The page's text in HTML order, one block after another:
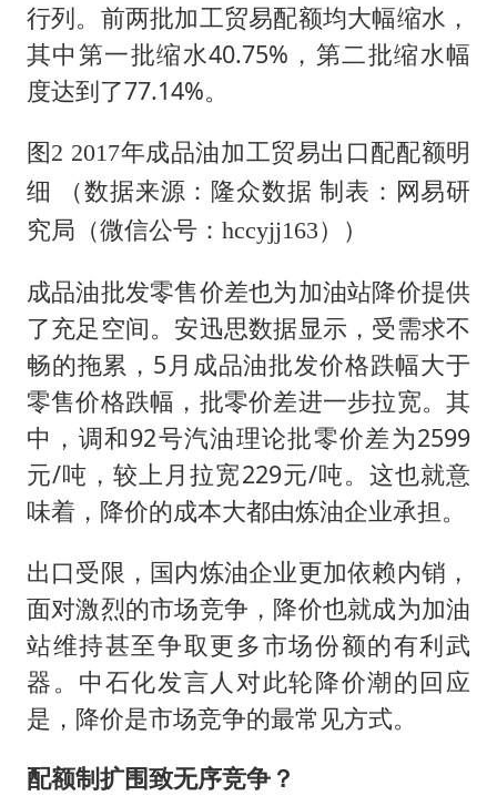
行列。前两批加工贸易配额均大幅缩水，
其中第一批缩水40.75%，第二批缩水幅
度达到了77.14%。
图2 2017年成品油加工贸易出口配配额明
细 （数据来源：隆众数据 制表：网易研
究局 （微信公号：hccyjj163）
）
成品油批发零售价差也为加油站降价提供
了充足空间。安迅思数据显示，受需求不
畅的拖累，5月成品油批发价格跌幅大于
零售价格跌幅，批零价差进一步拉宽。其
中，调和92号汽油理论批零价差为2599
元/吨，较上月拉宽229元/吨。这也就意
味着，降价的成本大都由炼油企业承担。
出口受限，国内炼油企业更加依赖内销，
面对激烈的市场竞争，降价也就成为加油
站维持甚至争取更多市场份额的有利武
器。中石化发言人对此轮降价潮的回应
是，降价是市场竞争的最常见方式。
配额制扩围致无序竞争？